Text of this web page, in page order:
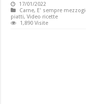
17/01/2022
Carne, E' sempre
piatti,Video ricette
1,890 Visite